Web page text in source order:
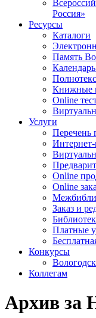
Россия»
Ресурсы
Каталоги
Память
Книжные
Online
Услуги
Перечень
Интернет-
Online
Online
Заказ и
Платные
Конкурсы
Коллегам
Архив за